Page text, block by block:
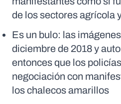
de los sectores agrícola
Es un bulo: las
diciembre de 2018 y
entonces que los
negociación con
los chalecos amarillos